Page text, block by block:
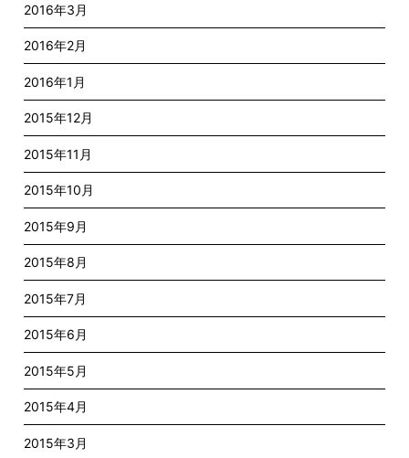
2016年3月
2016年2月
2016年1月
2015年12月
2015年11月
2015年10月
2015年9月
2015年8月
2015年7月
2015年6月
2015年5月
2015年4月
2015年3月